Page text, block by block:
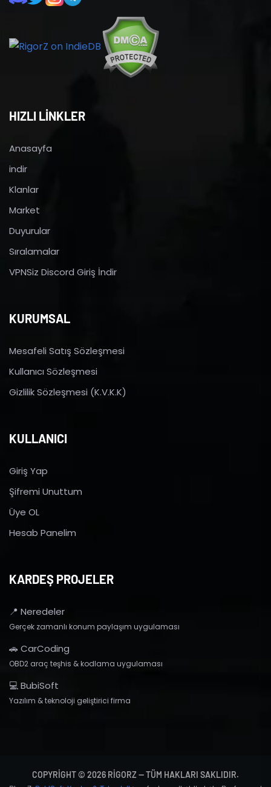
HIZLI LİNKLER
Anasayfa
indir
Klanlar
Market
Duyurular
Sıralamalar
VPNSiz Discord Giriş İndir
KURUMSAL
Mesafeli Satış Sözleşmesi
Kullanıcı Sözleşmesi
Gizlilik Sözleşmesi (K.V.K.K)
KULLANICI
Giriş Yap
Şifremi Unuttum
Üye OL
Hesab Panelim
KARDEŞ PROJELER
📍 Neredeler
Gerçek zamanlı konum paylaşım uygulaması
🚗 CarCoding
OBD2 araç teşhis & kodlama uygulaması
💻 BubiSoft
Yazılım & teknoloji geliştirici firma
COPYRIGHT © 2026 RIGORZ — TÜM HAKLARI SAKLIDIR.